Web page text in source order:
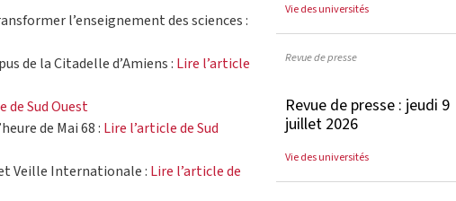
l’enseignement des sciences :
de la Citadelle d’Amiens : Lire l’article
de Sud Ouest
de Mai 68 : Lire l’article de Sud
Veille Internationale : Lire l’article de
Vie des universités
Revue de presse
Revue de presse : jeudi 9
juillet 2026
Vie des universités